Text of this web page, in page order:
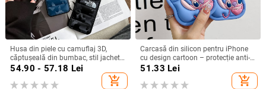
Husa din piele cu camuflaj 3D,
căptușeală din bumbac, stil jachetă
de iarnă, compatibilă cu iPhone
54.90 - 57.18 Lei
add_shopping_cart
Carcasă din silicon pentru iPhone
cu design cartoon – protecție anti-
cădere, finisaj mat, compatibilă cu
(Pro/Max)
51.33 Lei
add_shopping_cart